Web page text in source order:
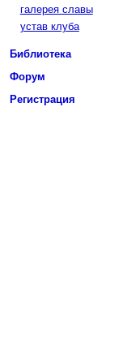
галерея славы
устав клуба
Библиотека
Форум
Регистрация